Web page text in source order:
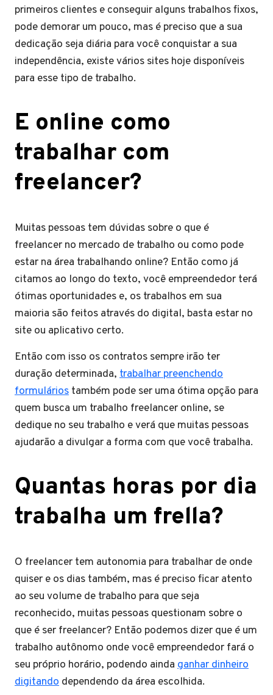
primeiros clientes e conseguir alguns trabalhos fixos,
pode demorar um pouco, mas é preciso que a sua
dedicação seja diária para você conquistar a sua
independência, existe vários sites hoje disponíveis
para esse tipo de trabalho.
E online como
trabalhar com
freelancer?
Muitas pessoas tem dúvidas sobre o que é
freelancer no mercado de trabalho ou como pode
estar na área trabalhando online? Então como já
citamos ao longo do texto, você empreendedor terá
ótimas oportunidades e, os trabalhos em sua
maioria são feitos através do digital, basta estar no
site ou aplicativo certo.
Então com isso os contratos sempre irão ter
duração determinada, trabalhar preenchendo
formulários também pode ser uma ótima opção para
quem busca um trabalho freelancer online, se
dedique no seu trabalho e verá que muitas pessoas
ajudarão a divulgar a forma com que você trabalha.
Quantas horas por dia
trabalha um frella?
O freelancer tem autonomia para trabalhar de onde
quiser e os dias também, mas é preciso ficar atento
ao seu volume de trabalho para que seja
reconhecido, muitas pessoas questionam sobre o
que é ser freelancer? Então podemos dizer que é um
trabalho autônomo onde você empreendedor fará o
seu próprio horário, podendo ainda ganhar dinheiro
digitando dependendo da área escolhida.